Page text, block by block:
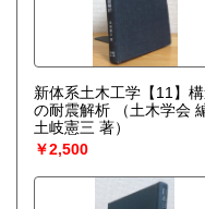
新体系土木工学【11】
の耐震解析
（土木学会
土岐憲三 著）
￥2,500